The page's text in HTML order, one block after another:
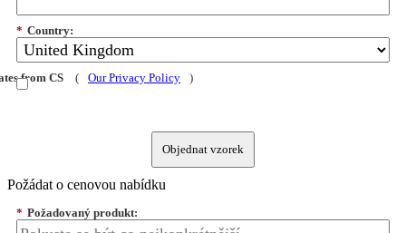
* Country:
from CS ( Our Privacy Policy )
Objednat vzorek
Požádat o cenovou nabídku
* Požadovaný produkt: